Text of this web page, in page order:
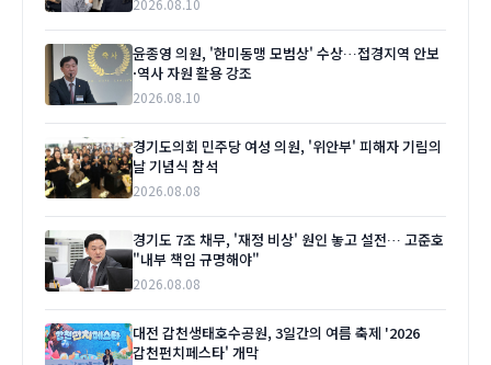
윤종영 의원, '한미동맹 모범상' 수상…접경지역 안보
·역사 자원 활용 강조
2026.08.10
경기도의회 민주당 여성 의원, '위안부' 피해자 기림의
날 기념식 참석
2026.08.08
경기도 7조 채무, '재정 비상' 원인 놓고 설전… 고준호
"내부 책임 규명해야"
2026.08.08
대전 갑천생태호수공원, 3일간의 여름 축제 '2026
갑천펀치페스타' 개막